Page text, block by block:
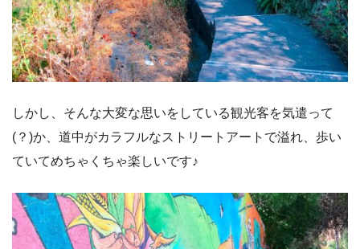
しかし、そんな大変な思いをしている観光客を気遣って
(？)か、道中がカラフルなストリートアートで溢れ、歩い
ていてめちゃくちゃ楽しいです♪